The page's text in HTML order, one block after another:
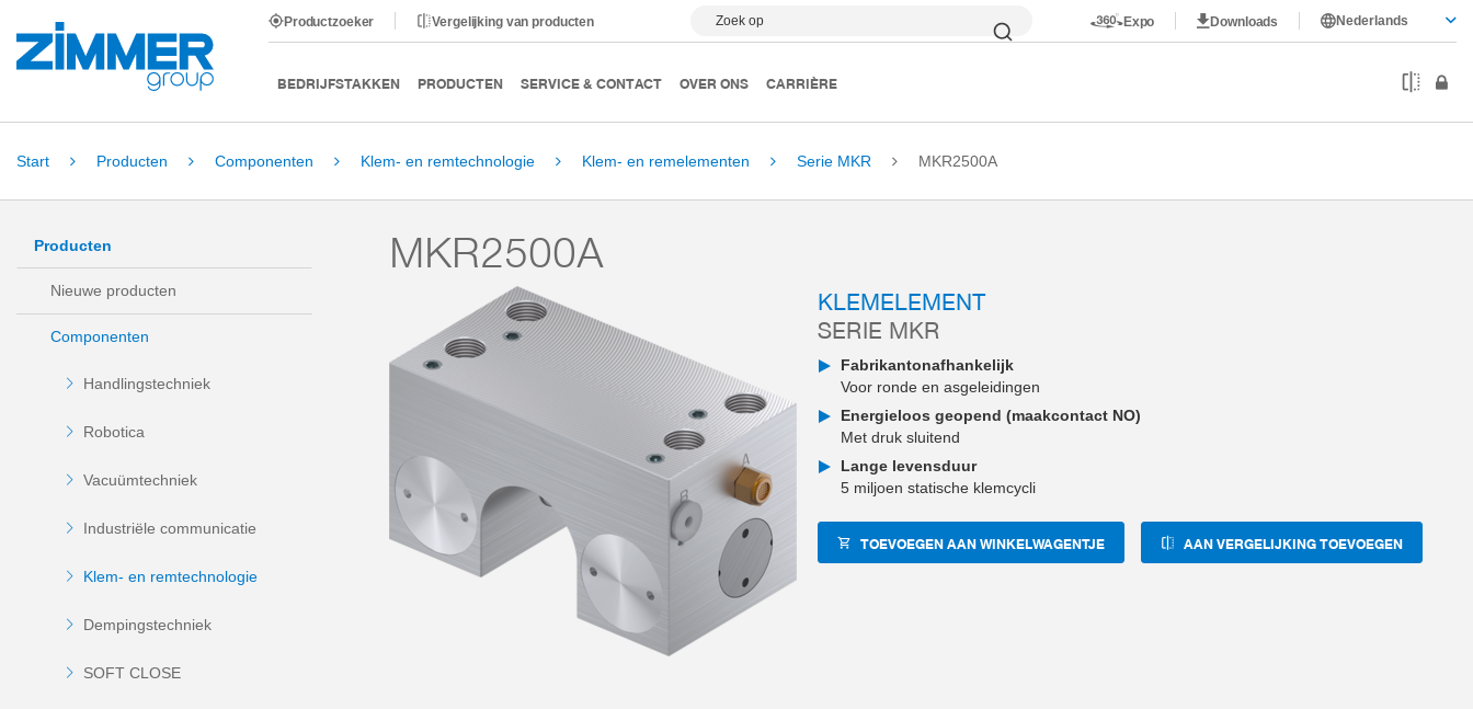
Productzoeker Vergelijking van producten Zoek op Expo Downloads Nederlands
BEDRIJFSTAKKEN PRODUCTEN SERVICE & CONTACT OVER ONS CARRIÈRE
Start Producten Componenten Klem- en remtechnologie Klem- en remelementen Serie MKR MKR2500A
Producten
Nieuwe producten
Componenten
Handlingstechniek
Robotica
Vacuümtechniek
Industriële communicatie
Klem- en remtechnologie
Dempingstechniek
SOFT CLOSE
MKR2500A
KLEMELEMENT
SERIE MKR
Fabrikantonafhankelijk
Voor ronde en asgeleidingen
Energieloos geopend (maakcontact NO)
Met druk sluitend
Lange levensduur
5 miljoen statische klemcycli
TOEVOEGEN AAN WINKELWAGENTJE AAN VERGELIJKING TOEVOEGEN